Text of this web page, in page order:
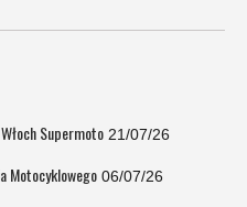
Supermoto 21/07/26
Motocyklowego 06/07/26